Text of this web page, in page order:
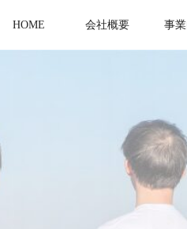
HOME 会社概要 事